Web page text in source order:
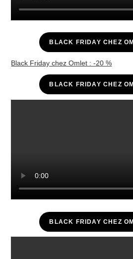
BLACK FRIDAY CHEZ
Black Friday chez Omlet : -20 %
BLACK FRIDAY CHEZ
BLACK FRIDAY CHEZ